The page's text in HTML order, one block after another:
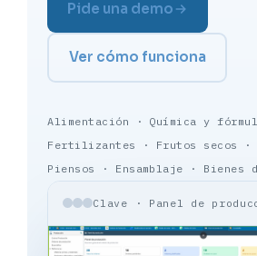
Pide una demo
Ver cómo funciona
Alimentación · Química y
Fertilizantes · Frutos secos ·
Piensos · Ensamblaje · Bienes
Clave · Panel de